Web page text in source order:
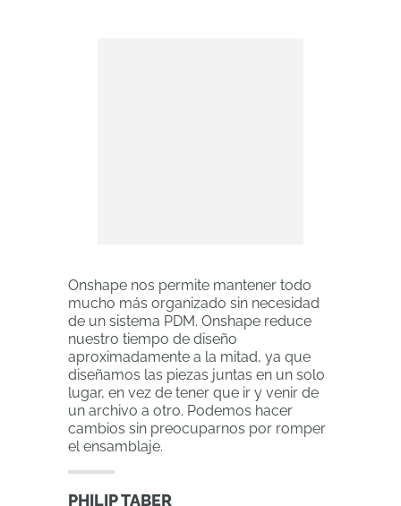
Onshape nos permite mantener todo
mucho más organizado sin necesidad
de un sistema PDM. Onshape reduce
nuestro tiempo de diseño
aproximadamente a la mitad, ya que
diseñamos las piezas juntas en un solo
lugar, en vez de tener que ir y venir de
un archivo a otro. Podemos hacer
cambios sin preocuparnos por romper
el ensamblaje.
PHILIP TABER